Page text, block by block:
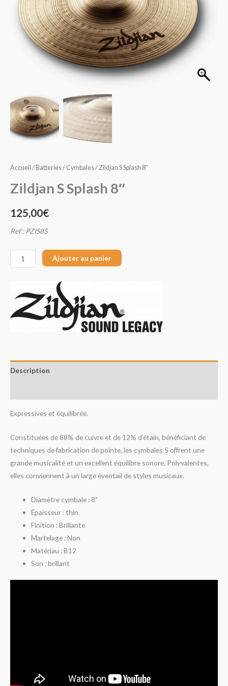
Accueil / Batteries/ Cymbales/ Zildjan S Splash 8″
Zildjan S Splash 8″
125,00€
Ref : PZIS8S
Ajouter au panier
Description
Expressives et équilibrée.
Constituées de 88% de cuivre et de 12% d’étain, bénéficiant de
techniques de fabrication de pointe, les cymbales S offrent une
grande musicalité et un excellent équilibre sonore. Polyvalentes,
elles conviennent à un large éventail de styles musicaux.
Diamètre cymbale : 8″
Épaisseur : thin
Finition : Brillante
Martelage : Non
Matériau : B12
Son : brillant